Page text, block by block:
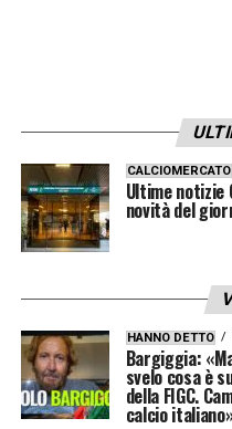
CALCIOMERCATO
Ultime
novità del
HANNO DETTO
Bargiggia:
svelo cosa è
della FIGC.
calcio italiano»